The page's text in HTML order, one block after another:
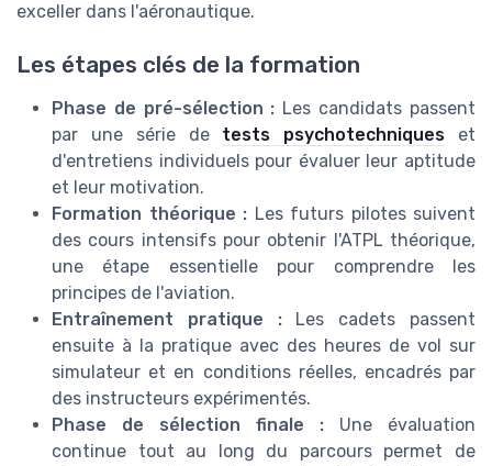
exceller dans l'aéronautique.
Les étapes clés de la formation
Phase de pré-sélection : Les candidats passent
par une série de tests psychotechniques et
d'entretiens individuels pour évaluer leur aptitude
et leur motivation.
Formation théorique : Les futurs pilotes suivent
des cours intensifs pour obtenir l'ATPL théorique,
une étape essentielle pour comprendre les
principes de l'aviation.
Entraînement pratique :Les cadets passent
ensuite à la pratique avec des heures de vol sur
simulateur et en conditions réelles, encadrés par
des instructeurs expérimentés.
Phase de sélection finale : Une évaluation
continue tout au long du parcours permet de